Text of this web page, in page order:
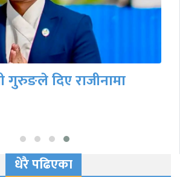
कारण देशका प्रमुख
रात्रिकालीन सवारीमा
धेरै पढिएका